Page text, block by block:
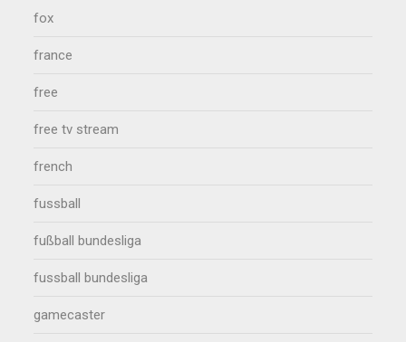
fox
france
free
free tv stream
french
fussball
fußball bundesliga
fussball bundesliga
gamecaster